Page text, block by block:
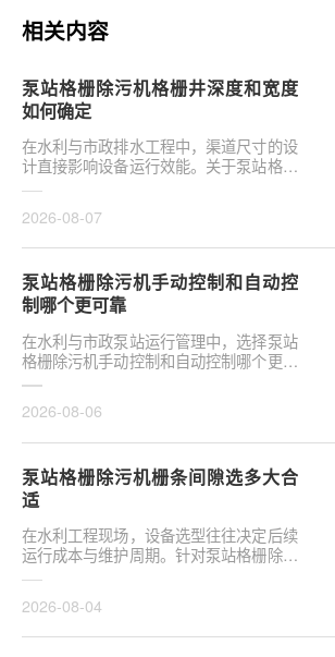
相关内容
泵站格栅除污机格栅井深度和宽度
如何确定
在水利与市政排水工程中，渠道尺寸的设
计直接影响设备运行效能。关于泵站格栅
除污机格栅井深度和宽度如何确定，是前
2026-08-07
泵站格栅除污机手动控制和自动控
制哪个更可靠
在水利与市政泵站运行管理中，选择泵站
格栅除污机手动控制和自动控制哪个更可
靠，往往是项目决策的关键环节。这并非
2026-08-06
泵站格栅除污机栅条间隙选多大合
适
在水利工程现场，设备选型往往决定后续
运行成本与维护周期。针对泵站格栅除污
机栅条间隙选多大合适，需结合具体工况
2026-08-04